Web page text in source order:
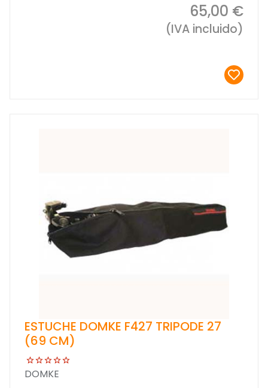
65,00 €
(IVA incluido)
ESTUCHE DOMKE F427 TRIPODE 27
(69 CM)
DOMKE